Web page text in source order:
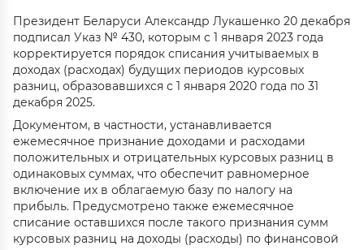
Президент Беларуси Александр Лукашенко 20 декабря
подписал Указ № 430, которым с 1 января 2023 года
корректируется порядок списания учитываемых в
доходах (расходах) будущих периодов курсовых
разниц, образовавшихся с 1 января 2020 года по 31
декабря 2025.
Документом, в частности, устанавливается
ежемесячное признание доходами и расходами
положительных и отрицательных курсовых разниц в
одинаковых суммах, что обеспечит равномерное
включение их в облагаемую базу по налогу на
прибыль. Предусмотрено также ежемесячное
списание оставшихся после такого признания сумм
курсовых разниц на доходы (расходы) по финансовой